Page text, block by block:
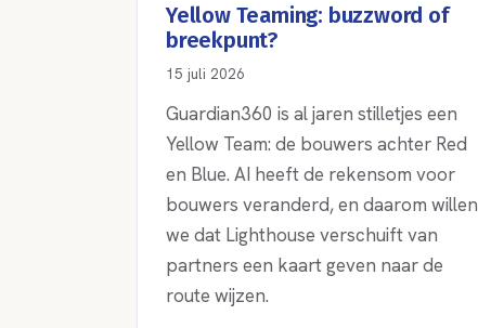
Yellow Teaming: buzzword of
breekpunt?
15 juli 2026
Guardian360 is al jaren stilletjes een
Yellow Team: de bouwers achter Red
en Blue. AI heeft de rekensom voor
bouwers veranderd, en daarom willen
we dat Lighthouse verschuift van
partners een kaart geven naar de
route wijzen.